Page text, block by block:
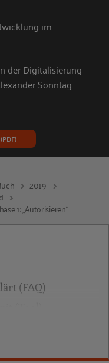
im
der Digitalisierung
Sonntag
2019
1: „Autorisieren“
(FAQ)